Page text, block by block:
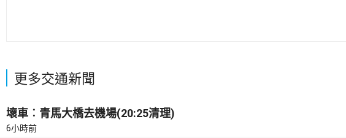
更多交通新聞
壞車︰青馬大橋去機場(20:25清理)
6小時前